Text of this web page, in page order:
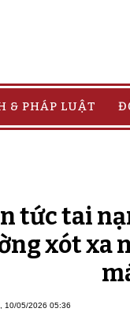
& PHÁP LUẬT
tức tai
xót xa
10/05/2026 05:36